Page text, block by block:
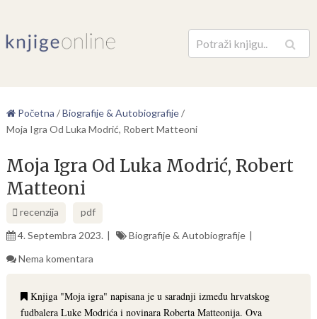
Pretraga
Početna /Biografije & Autobiografije/
Moja Igra Od Luka Modrić, Robert Matteoni
Moja Igra Od Luka Modrić, Robert
Matteoni
recenzija
pdf
4. Septembra 2023.
Biografije & Autobiografije
Nema komentara
Knjiga "Moja igra" napisana je u saradnji između hrvatskog
fudbalera Luke Modrića i novinara Roberta Matteonija. Ova